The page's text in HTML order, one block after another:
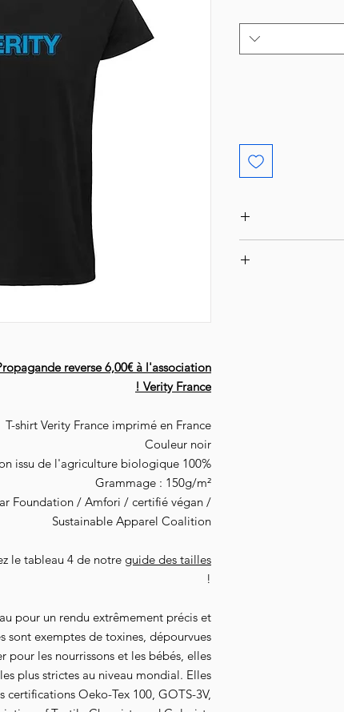
reverse 6,00€ à l'association
Verity France !
T-shirt Verity France imprimé en France
Couleur noir
100% coton issu de l'agriculture biologique
Grammage : 150g/m²
Foundation / Amfori / certifié végan /
Sustainable Apparel Coalition
le tableau 4 de notre guide des tailles
!
pour un rendu extrêmement précis et
sont exemptes de toxines, dépourvues
pour les nourrissons et les bébés, elles
plus strictes au niveau mondial. Elles
Oeko-Tex 100, GOTS-3V,
l'intégralité
Livraison en
l'envers à 30°,